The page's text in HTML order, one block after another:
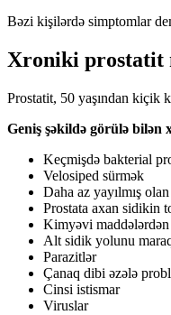
Bəzi kişilərdə simptomlar
Xroniki prostatit
Prostatit, 50 yaşından kiçik
Geniş şəkildə görülə bilən
Keçmişdə bakterial
Velosiped sürmək
Daha az yayılmış
Prostata axan sidikin
Kimyəvi maddələrdən
Alt sidik yolunu
Parazitlər
Çanaq dibi əzələ
Cinsi istismar
Viruslar